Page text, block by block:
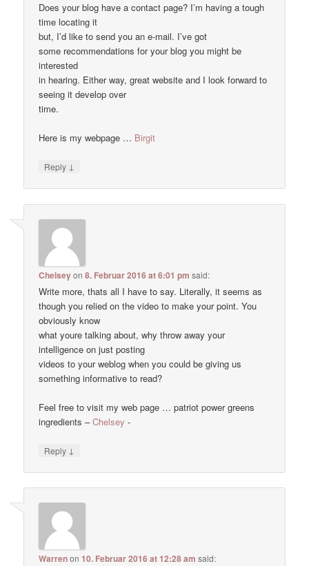
Does your blog have a contact page? I’m having a tough
time locating it
but, I’d like to send you an e-mail. I’ve got
some recommendations for your blog you might be
interested
in hearing. Either way, great website and I look forward to
seeing it develop over
time.
Here is my webpage … Birgit
Reply ↓
Chelseyon8. Februar 2016 at 6:01 pm said:
Write more, thats all I have to say. Literally, it seems as
though you relied on the video to make your point. You
obviously know
what youre talking about, why throw away your
intelligence on just posting
videos to your weblog when you could be giving us
something informative to read?
Feel free to visit my web page … patriot power greens
ingredients –Chelsey -
Reply ↓
Warrenon10. Februar 2016 at 12:28 am said: